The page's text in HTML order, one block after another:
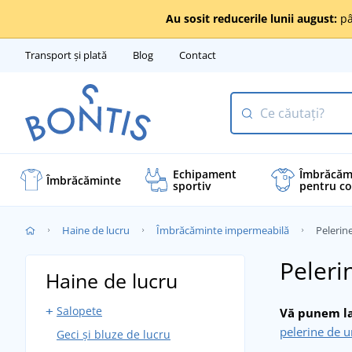
Au sosit reducerile lunii august:
Transport și plată Blog Contact
Îmbrăcăminte Echipament
sportiv pentru
Haine de lucru Îmbrăcăminte impermeabilă
Vă punem
pelerine de
Haine de lucru
Salopete
Salopete cu pieptar
Geci și bluze de lucru